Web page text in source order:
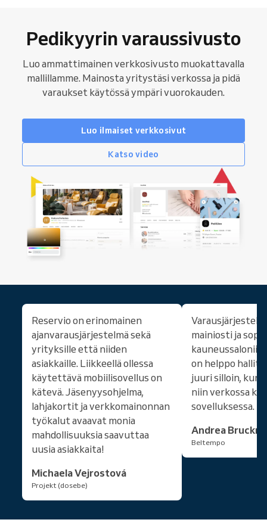
Pedikyyrin varaussivusto
Luo ammattimainen verkkosivusto muokattavalla
mallillamme. Mainosta yritystäsi verkossa ja pidä
varaukset käytössä ympäri vuorokauden.
Luo ilmaiset verkkosivut
Katso video
Reservio on erinomainen
ajanvarausjärjestelmä sekä
yrityksille että niiden
asiakkaille. Liikkeellä ollessa
käytettävä mobiilisovellus on
kätevä. Jäsenyysohjelma,
lahjakortit ja verkkomainonnan
työkalut avaavat monia
mahdollisuuksia saavuttaa
uusia asiakkaita!
Michaela Vejrostová
Projekt (dosebe)
mainiosti ja
on helppo
juuri silloin, kun
niin verkossa
sovelluksessa.
Andrea
Beltempo